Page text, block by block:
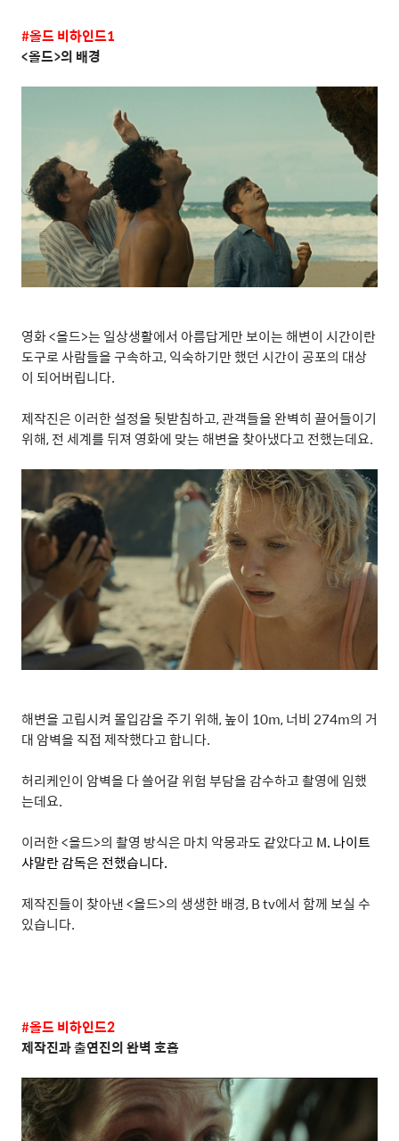
#올드 비하인드1
<올드>의 배경
영화<올드>는 일상생활에서 아름답게만 보이는 해변이 시간이란
도구로 사람들을 구속하고,익숙하기만 했던 시간이 공포의 대상
이 되어버립니다.
제작진은 이러한 설정을 뒷받침하고,관객들을 완벽히 끌어들이기
위해,전 세계를 뒤져 영화에 맞는 해변을 찾아냈다고 전했는데요.
해변을 고립시켜 몰입감을 주기 위해,높이 10m,너비 274m의 거
대 암벽을 직접 제작했다고 합니다.
허리케인이 암벽을 다 쓸어갈 위험 부담을 감수하고 촬영에 임했
는데요.
이러한<올드>의 촬영 방식은 마치 악몽과도 같았다고 M. 나이트
샤말란 감독은 전했습니다.
제작진들이 찾아낸<올드>의 생생한 배경, B tv에서 함께 보실 수
있습니다.
#올드 비하인드2
제작진과 출연진의 완벽 호흡